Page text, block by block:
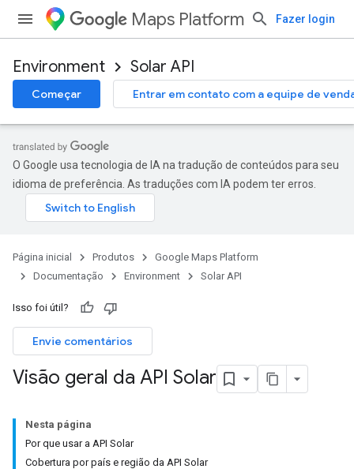
Maps Platform Fazer login
Environment Solar API
Começar Entrar em contato com a equipe de
O Google usa tecnologia de IA na tradução de conteúdos para seu
idioma de preferência. As traduções com IA podem ter erros.
Página inicial Produtos
Google Maps Platform
Documentação
Environment Solar API
Isso foi útil?
Envie comentários
Visão geral da API Solar
Nesta página
Por que usar a API Solar
Cobertura por país e região da API Solar